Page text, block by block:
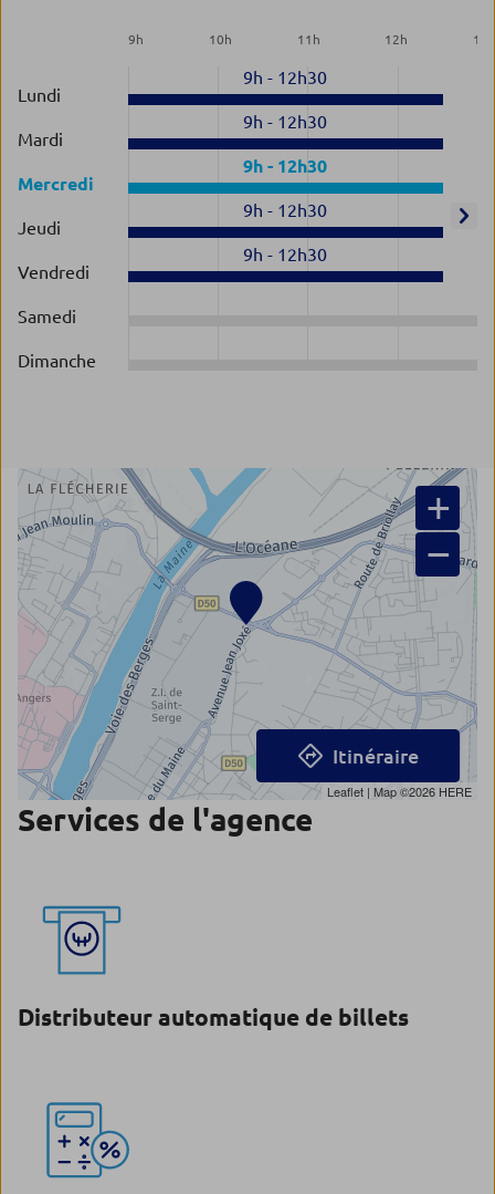
9h 10h 11 h 12h 13
Lundi
9h - 12h30
Mardi
9h - 12h30
Mercredi
9h - 12h30
Jeudi
9h - 12h30
Vendredi
9h - 12h30
Samedi
Dimanche
+
−
Leaflet | Map ©2026 HERE
Itinéraire
Services de l'agence
Distributeur automatique de billets